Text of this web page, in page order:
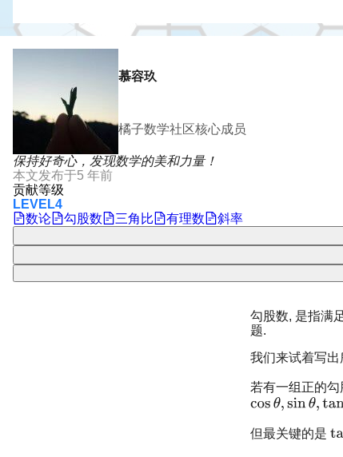
慕容玖
橘子数学社区核心成员
保持好奇心，发现数学的美和力量！
本文发布于5 年前
贡献等级
LEVEL4
数论
勾股数 三角比 有理数
斜率
勾股数, 是指满
题.
我们来试着写
若有一组正的勾
但最关键的是